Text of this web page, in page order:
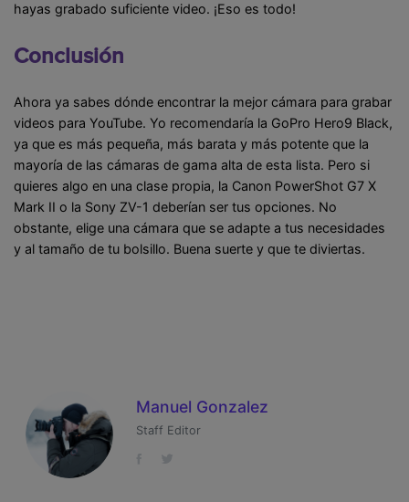
hayas grabado suficiente video. ¡Eso es todo!
Conclusión
Ahora ya sabes dónde encontrar la mejor cámara para grabar
videos para YouTube. Yo recomendaría la GoPro Hero9 Black,
ya que es más pequeña, más barata y más potente que la
mayoría de las cámaras de gama alta de esta lista. Pero si
quieres algo en una clase propia, la Canon PowerShot G7 X
Mark II o la Sony ZV-1 deberían ser tus opciones. No
obstante, elige una cámara que se adapte a tus necesidades
y al tamaño de tu bolsillo. Buena suerte y que te diviertas.
Manuel Gonzalez
Staff Editor